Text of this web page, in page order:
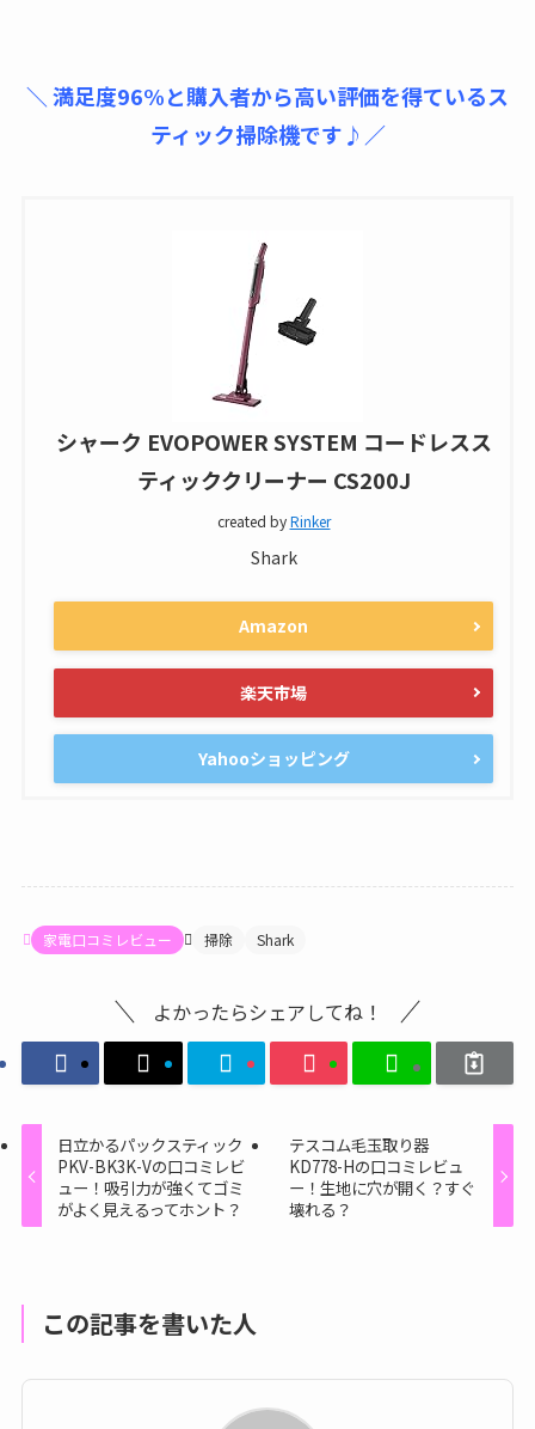
＼ 満足度96%と購入者から高い評価を得ているス
ティック掃除機です♪／
シャーク EVOPOWER SYSTEM コードレスス
ティッククリーナー CS200J
created byRinker
Shark
Amazon
楽天市場
Yahooショッピング
家電口コミレビュー 掃除 Shark
よかったらシェアしてね！
日立かるパックスティック
PKV-BK3K-Vの口コミレビ
ュー！吸引力が強くてゴミ
がよく見えるってホント？
テスコム毛玉取り器
KD778-Hの口コミレビュ
ー！生地に穴が開く？すぐ
壊れる？
この記事を書いた人